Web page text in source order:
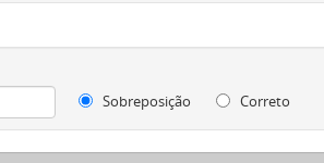
Sobreposição
Correto